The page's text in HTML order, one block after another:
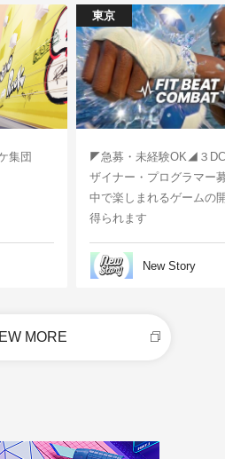
集団
東京
◤急募・未経験OK◢３
ザイナー・プログラマー
中で楽しまれるゲームの
得られます
New Story
MORE